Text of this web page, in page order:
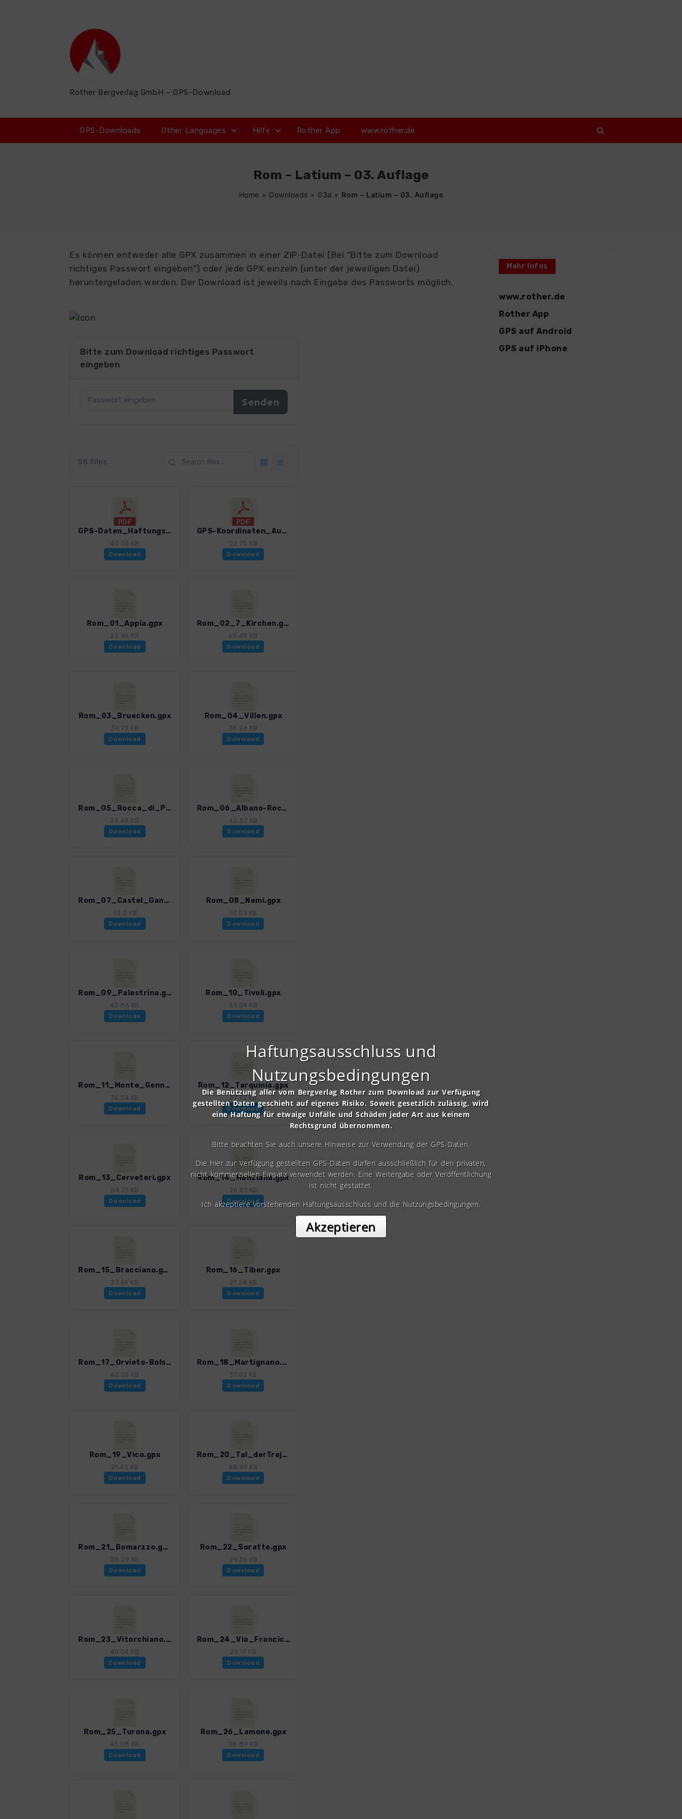
Rother Bergverlag GmbH – GPS-Download
GPS-Downloads Other Languages Hilfe Rother App www.rother.de
Rom – Latium – 03. Auflage
Home » Downloads » 03a » Rom – Latium – 03. Auflage
Es können entweder alle GPX zusammen in einer ZIP-Datei (Bei "Bitte zum Download
richtiges Passwort eingeben") oder jede GPX einzeln (unter der jeweiligen Datei)
heruntergeladen werden. Der Download ist jeweils nach Eingabe des Passworts möglich.
Bitte zum Download richtiges Passwort
eingeben
58 files
GPS-Daten_Haftungsausschluss-Nutzungsbedingungen.pdf
40.03 KB
Download
GPS-Koordinaten_Ausgangspunkte_WF_Rom_Latium.pdf
22.75 KB
Download
Rom_01_Appia.gpx
22.46 KB
Download
Rom_02_7_Kirchen.gpx
65.48 KB
Download
Rom_03_Bruecken.gpx
39.73 KB
Download
Rom_04_Villen.gpx
35.26 KB
Download
Rom_05_Rocca_di_Papa.gpx
39.48 KB
Download
Rom_06_Albano-Rocca_di_Papa.gpx
42.32 KB
Download
Rom_07_Castel_Gandolfo.gpx
32.2 KB
Download
Rom_08_Nemi.gpx
37.03 KB
Download
Rom_09_Palestrina.gpx
43.86 KB
Download
Rom_10_Tivoli.gpx
39.04 KB
Download
Rom_11_Monte_Gennaro.gpx
74.54 KB
Download
Rom_12_Tarquinia.gpx
37.72 KB
Download
Rom_13_Cerveteri.gpx
54.77 KB
Download
Rom_14_Manziana.gpx
26.81 KB
Download
Rom_15_Bracciano.gpx
27.49 KB
Download
Rom_16_Tiber.gpx
27.24 KB
Download
Rom_17_Orvieto-Bolsena.gpx
42.03 KB
Download
Rom_18_Martignano.gpx
37.02 KB
Download
Rom_19_Vico.gpx
21.42 KB
Download
Rom_20_Tal_derTreja.gpx
48.09 KB
Download
Rom_21_Bomarzzo.gpx
38.39 KB
Download
Rom_22_Soratte.gpx
29.36 KB
Download
Rom_23_Vitorchiano.gpx
40.04 KB
Download
Rom_24_Via_Francicena.gpx
25.17 KB
Download
Rom_25_Turona.gpx
45.08 KB
Download
Rom_26_Lamone.gpx
28.89 KB
Download
Mehr Infos
www.rother.de
Rother App
GPS auf Android
GPS auf iPhone
Haftungsausschluss und
Nutzungsbedingungen
Die Benützung aller vom Bergverlag Rother zum Download zur Verfügung
gestellten Daten geschieht auf eigenes Risiko. Soweit gesetzlich zulässig, wird
eine Haftung für etwaige Unfälle und Schäden jeder Art aus keinem
Rechtsgrund übernommen.
Bitte beachten Sie auch unsere Hinweise zur Verwendung der GPS-Daten.
Die hier zur Verfügung gestellten GPS-Daten dürfen ausschließlich für den privaten,
nicht kommerziellen Einsatz verwendet werden. Eine Weitergabe oder Veröffentlichung
ist nicht gestattet.
Ich akzeptiere vorstehenden Haftungsausschluss und die Nutzungsbedingungen.
Akzeptieren